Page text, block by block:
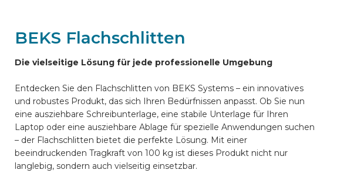
BEKS Flachschlitten
Die vielseitige Lösung für jede professionelle Umgebung
Entdecken Sie den Flachschlitten von BEKS Systems – ein innovatives
und robustes Produkt, das sich Ihren Bedürfnissen anpasst. Ob Sie nun
eine ausziehbare Schreibunterlage, eine stabile Unterlage für Ihren
Laptop oder eine ausziehbare Ablage für spezielle Anwendungen suchen
– der Flachschlitten bietet die perfekte Lösung. Mit einer
beeindruckenden Tragkraft von 100 kg ist dieses Produkt nicht nur
langlebig, sondern auch vielseitig einsetzbar.